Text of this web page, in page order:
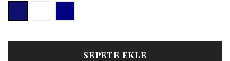
SEPETE EKLE